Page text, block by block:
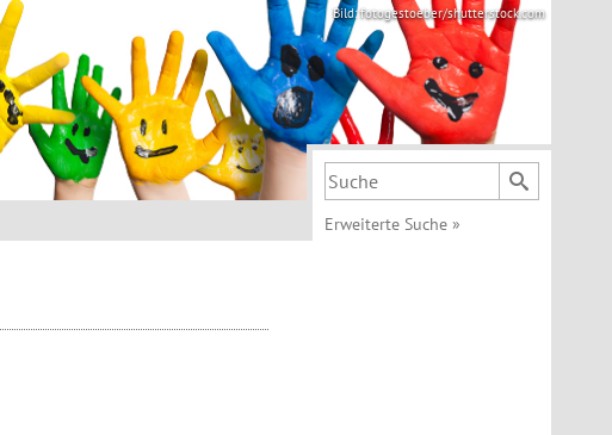
Bild: fotogestoeber/shutterstock.com
Suchbegriff
Erweiterte Suche »